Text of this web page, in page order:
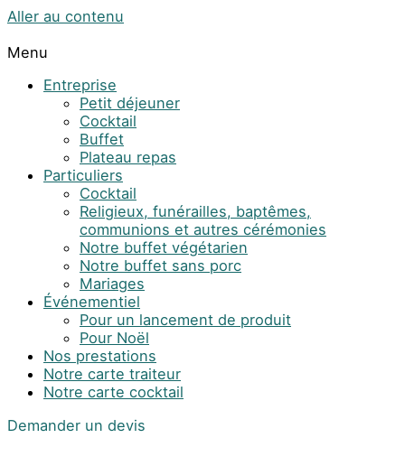
Aller au contenu
Menu
Entreprise
Petit déjeuner
Cocktail
Buffet
Plateau repas
Particuliers
Cocktail
Religieux, funérailles, baptêmes,
communions et autres cérémonies
Notre buffet végétarien
Notre buffet sans porc
Mariages
Événementiel
Pour un lancement de produit
Pour Noël
Nos prestations
Notre carte traiteur
Notre carte cocktail
Demander un devis